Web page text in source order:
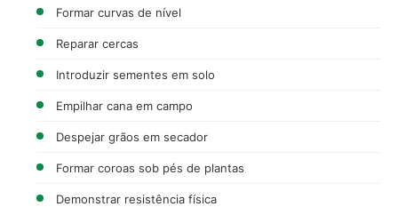
Formar curvas de nível
Reparar cercas
Introduzir sementes em solo
Empilhar cana em campo
Despejar grãos em secador
Formar coroas sob pés de plantas
Demonstrar resistência física